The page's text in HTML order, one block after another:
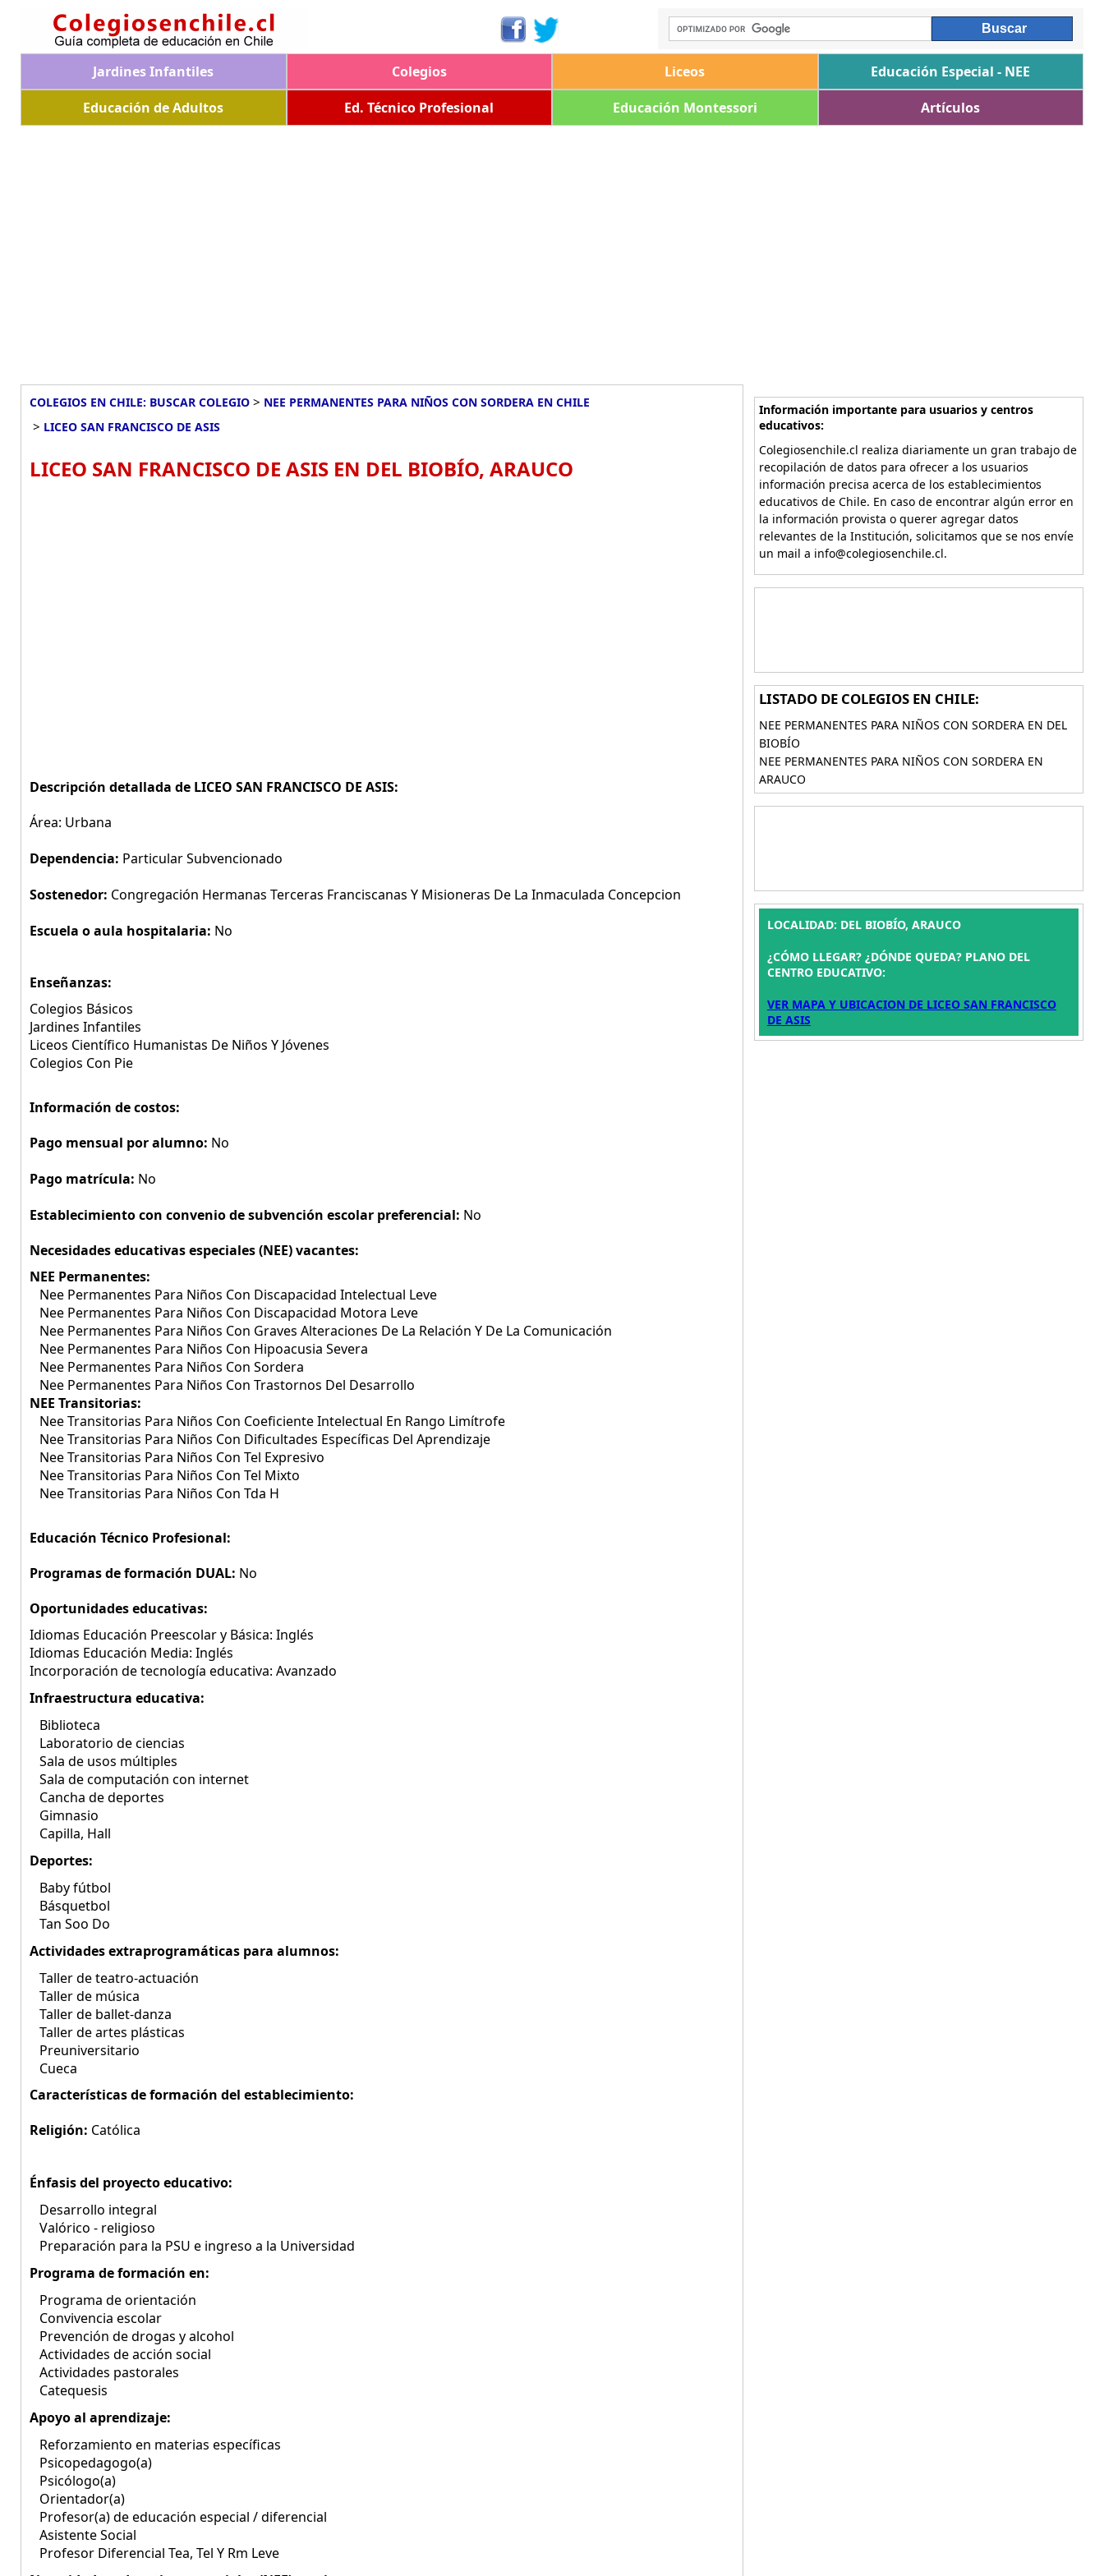
Jardines Infantiles Colegios Liceos
Educación Especial - NEE
Educación de Adultos
Ed. Técnico Profesional Educación Montessori Artículos
COLEGIOS EN CHILE: BUSCAR COLEGIO > NEE PERMANENTES PARA NIÑOS CON SORDERA EN CHILE
> LICEO SAN FRANCISCO DE ASIS
LICEO SAN FRANCISCO DE ASIS EN DEL BIOBÍO, ARAUCO
Descripción detallada de LICEO SAN FRANCISCO DE ASIS:
Área: Urbana
Dependencia: Particular Subvencionado
Sostenedor: Congregación Hermanas Terceras Franciscanas Y Misioneras De La Inmaculada Concepcion
Escuela o aula hospitalaria: No
Enseñanzas:
Colegios Básicos
Jardines Infantiles
Liceos Científico Humanistas De Niños Y Jóvenes
Colegios Con Pie
Información de costos:
Pago mensual por alumno: No
Pago matrícula: No
Establecimiento con convenio de subvención escolar preferencial: No
Necesidades educativas especiales (NEE) vacantes:
NEE Permanentes:
Nee Permanentes Para Niños Con Discapacidad Intelectual Leve
Nee Permanentes Para Niños Con Discapacidad Motora Leve
Nee Permanentes Para Niños Con Graves Alteraciones De La Relación Y De La Comunicación
Nee Permanentes Para Niños Con Hipoacusia Severa
Nee Permanentes Para Niños Con Sordera
Nee Permanentes Para Niños Con Trastornos Del Desarrollo
NEE Transitorias:
Nee Transitorias Para Niños Con Coeficiente Intelectual En Rango Limítrofe
Nee Transitorias Para Niños Con Dificultades Específicas Del Aprendizaje
Nee Transitorias Para Niños Con Tel Expresivo
Nee Transitorias Para Niños Con Tel Mixto
Nee Transitorias Para Niños Con Tda H
Educación Técnico Profesional:
Programas de formación DUAL: No
Oportunidades educativas:
Idiomas Educación Preescolar y Básica: Inglés
Idiomas Educación Media: Inglés
Incorporación de tecnología educativa: Avanzado
Infraestructura educativa:
Biblioteca
Laboratorio de ciencias
Sala de usos múltiples
Sala de computación con internet
Cancha de deportes
Gimnasio
Capilla, Hall
Deportes:
Baby fútbol
Básquetbol
Tan Soo Do
Actividades extraprogramáticas para alumnos:
Taller de teatro-actuación
Taller de música
Taller de ballet-danza
Taller de artes plásticas
Preuniversitario
Cueca
Características de formación del establecimiento:
Religión: Católica
Énfasis del proyecto educativo:
Desarrollo integral
Valórico - religioso
Preparación para la PSU e ingreso a la Universidad
Programa de formación en:
Programa de orientación
Convivencia escolar
Prevención de drogas y alcohol
Actividades de acción social
Actividades pastorales
Catequesis
Apoyo al aprendizaje:
Reforzamiento en materias específicas
Psicopedagogo(a)
Psicólogo(a)
Orientador(a)
Profesor(a) de educación especial / diferencial
Asistente Social
Profesor Diferencial Tea, Tel Y Rm Leve
Información importante para usuarios y centros
educativos:
Colegiosenchile.cl realiza diariamente un gran trabajo de
recopilación de datos para ofrecer a los usuarios
información precisa acerca de los establecimientos
educativos de Chile. En caso de encontrar algún error en
la información provista o querer agregar datos
relevantes de la Institución, solicitamos que se nos envíe
un mail a info@colegiosenchile.cl.
LISTADO DE COLEGIOS EN CHILE:
NEE PERMANENTES PARA NIÑOS CON SORDERA EN DEL
BIOBÍO
NEE PERMANENTES PARA NIÑOS CON SORDERA EN
ARAUCO
LOCALIDAD: DEL BIOBÍO, ARAUCO
¿CÓMO LLEGAR? ¿DÓNDE QUEDA? PLANO DEL
CENTRO EDUCATIVO:
VER MAPA Y UBICACION DE LICEO SAN FRANCISCO
DE ASIS